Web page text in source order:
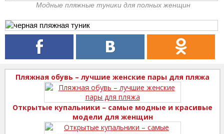
Модные пляжные туники для полных женщин
Пляжная обувь – лучшие женские пары для пляжа
Открытые купальники – самые модные и красивые
модели для женщин